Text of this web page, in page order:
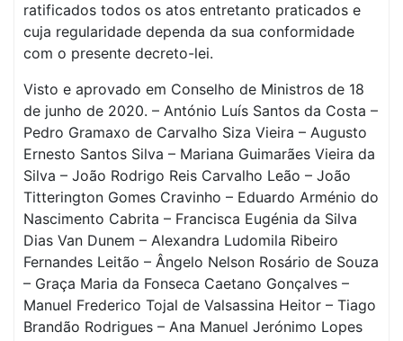
ratificados todos os atos entretanto praticados e
cuja regularidade dependa da sua conformidade
com o presente decreto-lei.
Visto e aprovado em Conselho de Ministros de 18
de junho de 2020. – António Luís Santos da Costa –
Pedro Gramaxo de Carvalho Siza Vieira – Augusto
Ernesto Santos Silva – Mariana Guimarães Vieira da
Silva – João Rodrigo Reis Carvalho Leão – João
Titterington Gomes Cravinho – Eduardo Arménio do
Nascimento Cabrita – Francisca Eugénia da Silva
Dias Van Dunem – Alexandra Ludomila Ribeiro
Fernandes Leitão – Ângelo Nelson Rosário de Souza
– Graça Maria da Fonseca Caetano Gonçalves –
Manuel Frederico Tojal de Valsassina Heitor – Tiago
Brandão Rodrigues – Ana Manuel Jerónimo Lopes